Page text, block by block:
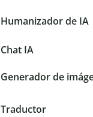
Humanizador de IA
Chat IA
Generador de
Traductor